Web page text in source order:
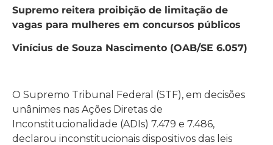
Supremo reitera proibição de limitação de
vagas para mulheres em concursos públicos
Vinícius de Souza Nascimento (OAB/SE 6.057)
O Supremo Tribunal Federal (STF), em decisões
unânimes nas Ações Diretas de
Inconstitucionalidade (ADIs) 7.479 e 7.486,
declarou inconstitucionais dispositivos das leis